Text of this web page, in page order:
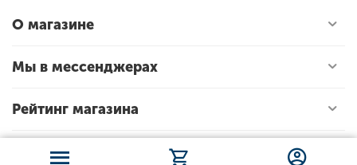
О магазине
Мы в мессенджерах
Рейтинг магазина